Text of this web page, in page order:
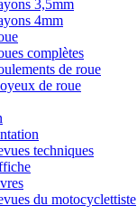
3,5mm
4mm
complètes
de roue
de roue
techniques
du motocyclettiste